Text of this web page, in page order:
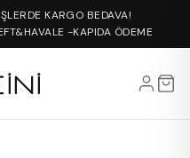
KARGO BEDAVA!
-KAPIDA ÖDEME